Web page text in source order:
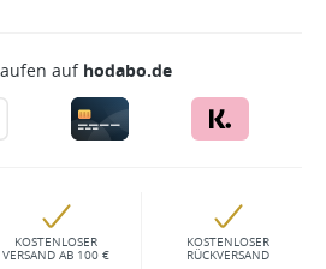
auf hodabo.de
KOSTENLOSER
VERSAND AB 100 €
KOSTENLOSER
RÜCKVERSAND